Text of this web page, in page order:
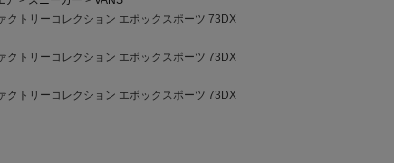
クトリーコレクション エポックスポーツ 73DX
クトリーコレクション エポックスポーツ 73DX
クトリーコレクション エポックスポーツ 73DX